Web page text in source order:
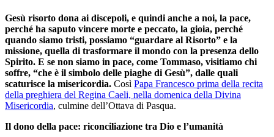
Gesù risorto dona ai discepoli, e quindi anche a noi, la pace,
perché ha saputo vincere morte e peccato, la gioia, perché
quando siamo tristi, possiamo “guardare al Risorto” e la
missione, quella di trasformare il mondo con la presenza dello
Spirito. E se non siamo in pace, come Tommaso, visitiamo chi
soffre, “che è il simbolo delle piaghe di Gesù”, dalle quali
scaturisce la misericordia. Così Papa Francesco prima della recita
della preghiera del Regina Caeli, nella domenica della Divina
Misericordia, culmine dell’Ottava di Pasqua.
Il dono della pace: riconciliazione tra Dio e l’umanità